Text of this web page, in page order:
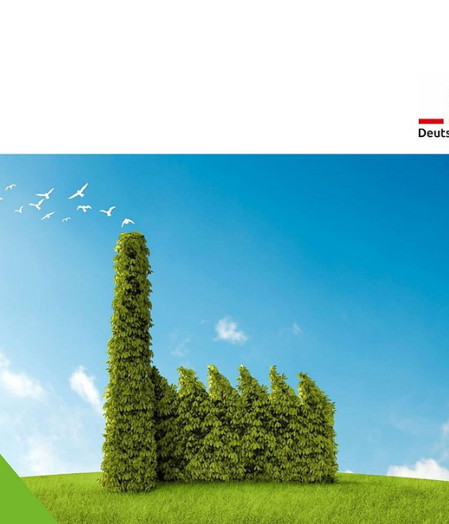
wurde 2022 erstmalig vollumfänglich durchgeführt. Die jährlich zu
beinhalten einen Überblick zum Aufkommen sowie derzeitiger
Rohstoffen sowie Rest- und Abfallstoffen, die für die Erzeugung von
wird eine Potenzialabschätzung für zusätzlich erschließbare